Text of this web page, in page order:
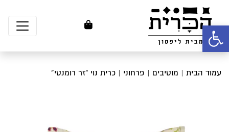
פתח סרגל נגישות
עמוד הבית | מוטיבים | פרחוני | כרית נוי “זר רומנטי”